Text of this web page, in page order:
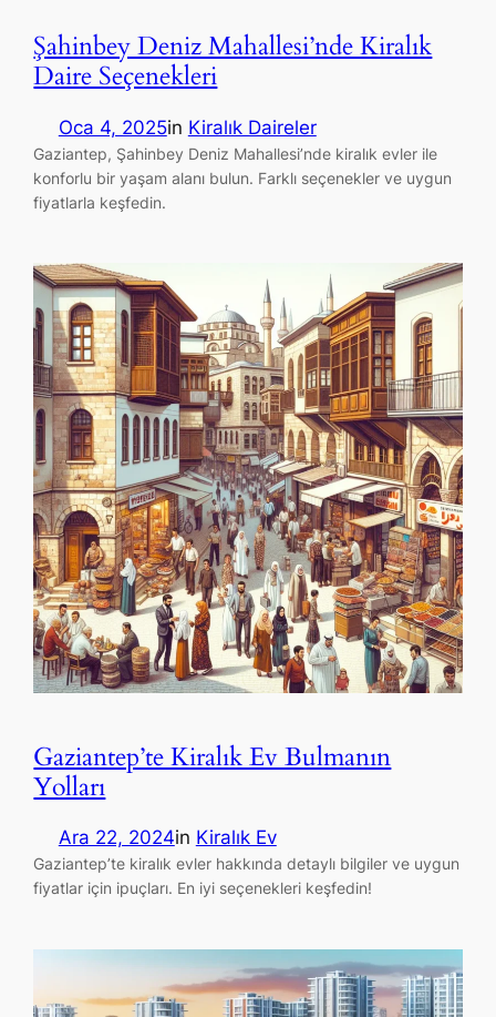
Şahinbey Deniz Mahallesi’nde Kiralık
Daire Seçenekleri
Oca 4, 2025in Kiralık Daireler
Gaziantep, Şahinbey Deniz Mahallesi’nde kiralık evler ile
konforlu bir yaşam alanı bulun. Farklı seçenekler ve uygun
fiyatlarla keşfedin.
Gaziantep’te Kiralık Ev Bulmanın
Yolları
Ara 22, 2024in Kiralık Ev
Gaziantep’te kiralık evler hakkında detaylı bilgiler ve uygun
fiyatlar için ipuçları. En iyi seçenekleri keşfedin!